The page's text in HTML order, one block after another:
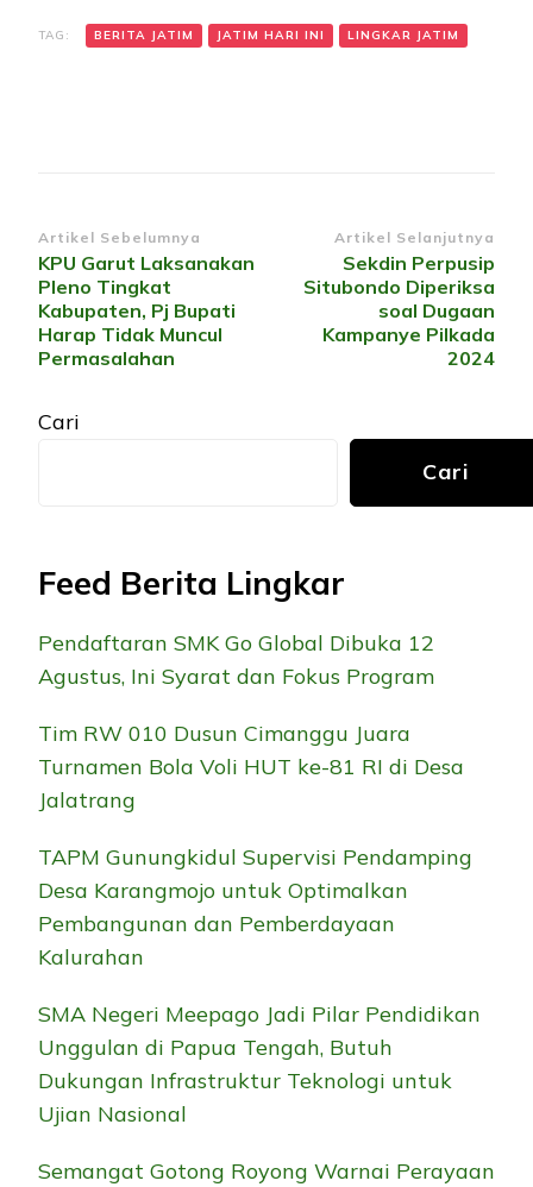
TAG: BERITA JATIM JATIM HARI INI LINGKAR JATIM
Navigasi
Artikel
Artikel Sebelumnya
KPU Garut Laksanakan
Pleno Tingkat
Kabupaten, Pj Bupati
Harap Tidak Muncul
Permasalahan
Artikel Selanjutnya
Sekdin Perpusip
Situbondo Diperiksa
soal Dugaan
Kampanye Pilkada
2024
Cari
Cari
Feed Berita Lingkar
Pendaftaran SMK Go Global Dibuka 12
Agustus, Ini Syarat dan Fokus Program
Tim RW 010 Dusun Cimanggu Juara
Turnamen Bola Voli HUT ke-81 RI di Desa
Jalatrang
TAPM Gunungkidul Supervisi Pendamping
Desa Karangmojo untuk Optimalkan
Pembangunan dan Pemberdayaan
Kalurahan
SMA Negeri Meepago Jadi Pilar Pendidikan
Unggulan di Papua Tengah, Butuh
Dukungan Infrastruktur Teknologi untuk
Ujian Nasional
Semangat Gotong Royong Warnai Perayaan